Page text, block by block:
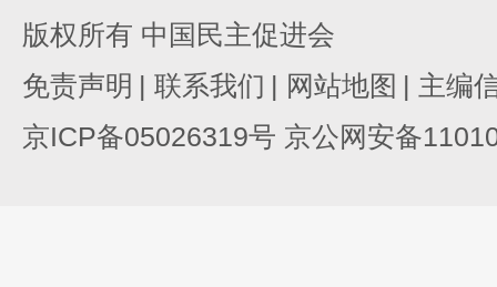
版权所有 中国民主促进会
免责声明 | 联系我们 | 网站地图 | 主编
京ICP备05026319号 京公网安备